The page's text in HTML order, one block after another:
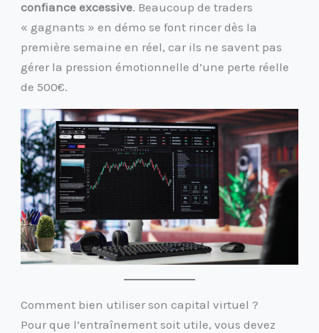
confiance excessive. Beaucoup de traders
« gagnants » en démo se font rincer dès la
première semaine en réel, car ils ne savent pas
gérer la pression émotionnelle d’une perte réelle
de 500€.
Comment bien utiliser son capital virtuel ?
Pour que l’entraînement soit utile, vous devez